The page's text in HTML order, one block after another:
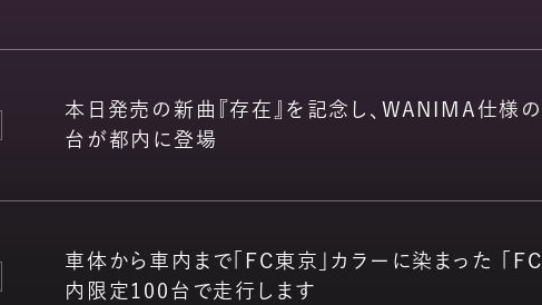
本日発売の新曲『存在』を記念し、WANIMA仕様
台が都内に登場
車体から車内まで「FC東京」カラーに染まった 「
内限定100台で走行します